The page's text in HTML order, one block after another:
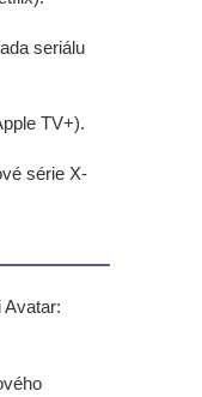
seriálu
TV+).
série X-
Avatar: